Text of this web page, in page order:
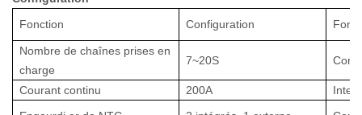
Fonction
Configuration
Nombre de chaînes prises en
charge
7~20S
Courant continu 200A